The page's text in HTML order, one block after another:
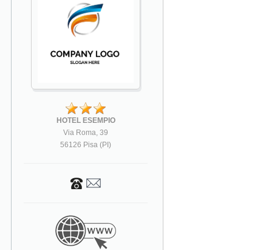
HOTEL ESEMPIO
Via Roma, 39
56126 Pisa (PI)